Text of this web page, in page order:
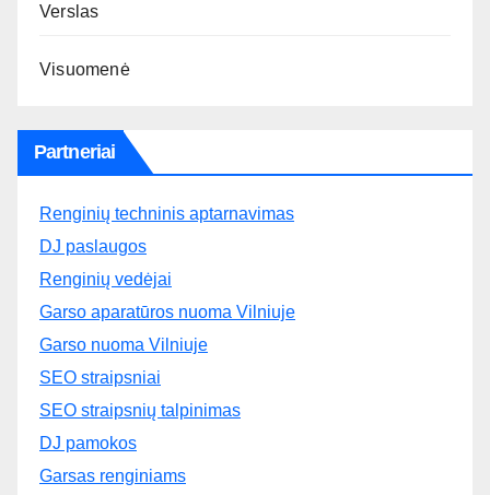
Verslas
Visuomenė
Partneriai
Renginių techninis aptarnavimas
DJ paslaugos
Renginių vedėjai
Garso aparatūros nuoma Vilniuje
Garso nuoma Vilniuje
SEO straipsniai
SEO straipsnių talpinimas
DJ pamokos
Garsas renginiams